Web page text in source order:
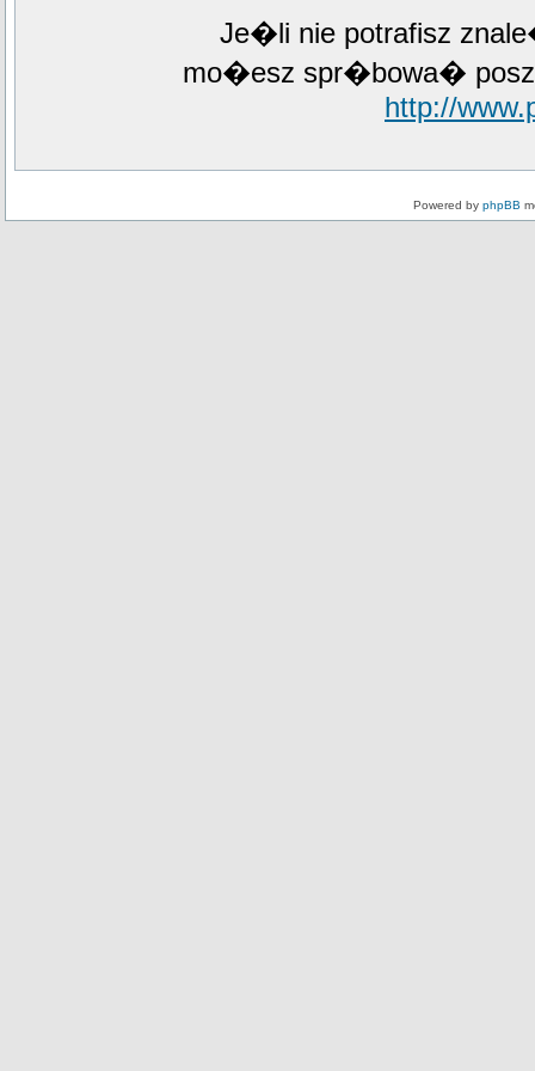
Je�li nie potrafisz
mo�esz spr�bowa�
http://
Powered by phpBB